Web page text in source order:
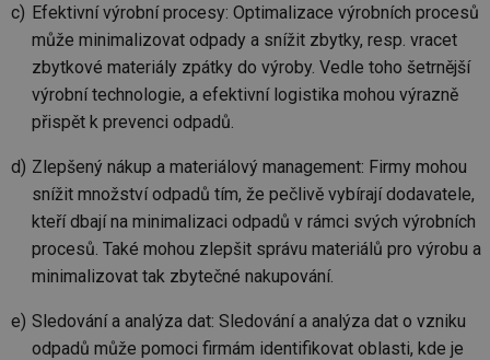
Efektivní výrobní procesy: Optimalizace výrobních procesů
může minimalizovat odpady a snížit zbytky, resp. vracet
zbytkové materiály zpátky do výroby. Vedle toho šetrnější
výrobní technologie, a efektivní logistika mohou výrazně
přispět k prevenci odpadů.
Zlepšený nákup a materiálový management: Firmy mohou
snížit množství odpadů tím, že pečlivě vybírají dodavatele,
kteří dbají na minimalizaci odpadů v rámci svých výrobních
procesů. Také mohou zlepšit správu materiálů pro výrobu a
minimalizovat tak zbytečné nakupování.
Sledování a analýza dat: Sledování a analýza dat o vzniku
odpadů může pomoci firmám identifikovat oblasti, kde je